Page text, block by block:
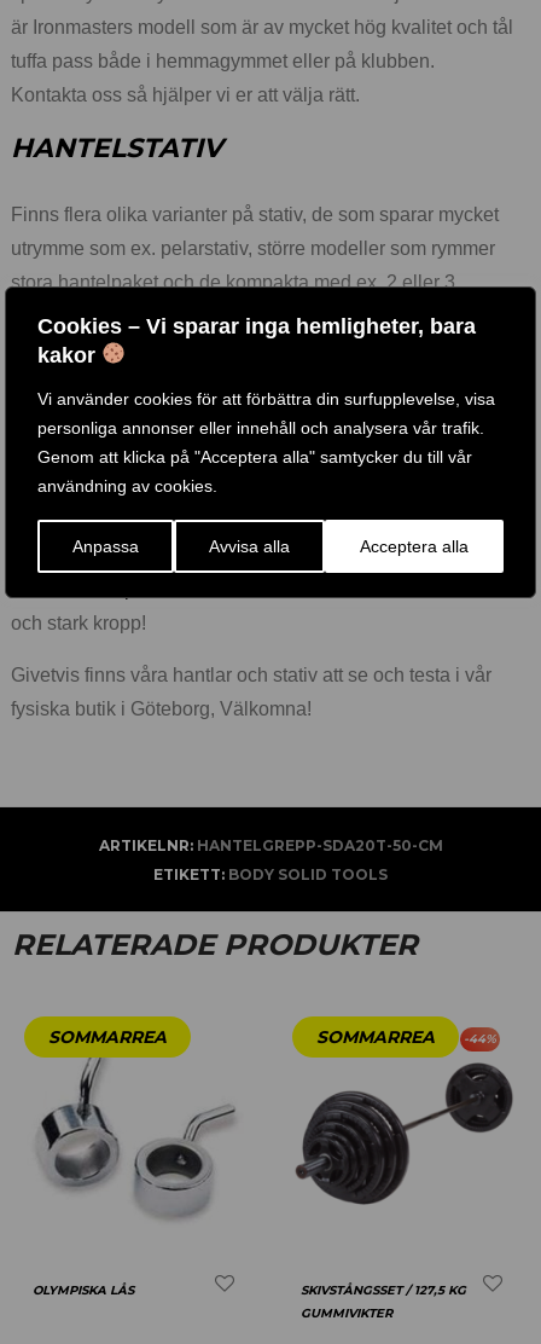
Cookies – Vi sparar inga hemligheter, bara
kakor
Vi använder cookies för att förbättra din surfupplevelse, visa
personliga annonser eller innehåll och analysera vår trafik.
Genom att klicka på "Acceptera alla" samtycker du till vår
användning av cookies.
Anpassa Avvisa alla Acceptera alla
är Ironmasters modell som är av mycket hög kvalitet och tål
tuffa pass både i hemmagymmet eller på klubben.
Kontakta oss så hjälper vi er att välja rätt.
HANTELSTATIV
Finns flera olika varianter på stativ, de som sparar mycket
utrymme som ex. pelarstativ, större modeller som rymmer
stora hantelpaket och de kompakta med ex. 2 eller 3
våningar.
Kvalitet
Hantlar från erkända märken som är testade för att klara av
tuffa träningspass.
Bra ergonomska grepp och säkra låsningar.
Exempel på övningar med hantlar: Marklyft, Hantelpress,
utfall, bicepscurl, axelpress, hantelrodd, tricepspress.
och stark kropp!
Givetvis finns våra hantlar och stativ att se och testa i vår
fysiska butik i Göteborg, Välkomna!
ARTIKELNR: HANTELGREPP-SDA20T-50-CM
ETIKETT: BODY SOLID TOOLS
RELATERADE PRODUKTER
OLYMPISKA LÅS
-44%
SKIVSTÅNGSSET / 127,5 KG
GUMMIVIKTER